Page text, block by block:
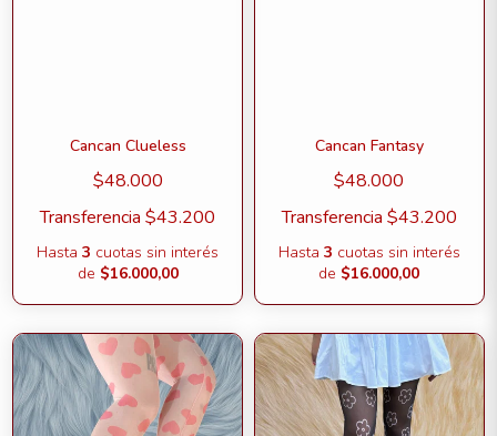
Cancan Clueless
$48.000
Transferencia$43.200
Hasta3 cuotas sin interés
de $16.000,00
Cancan Fantasy
$48.000
Transferencia $43.200
Hasta 3 cuotas sin interés
de $16.000,00